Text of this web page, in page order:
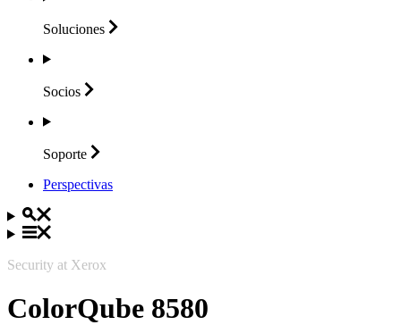
Soluciones
Socios
Soporte
Perspectivas
Security at Xerox
ColorQube 8580